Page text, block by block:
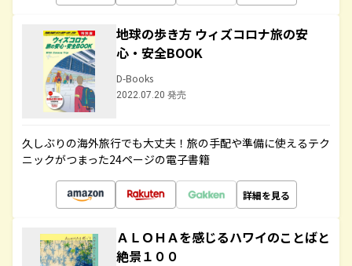
地球の歩き方 ウィズコロナ旅の安
心・安全BOOK
D-Books
2022.07.20 発売
久しぶりの海外旅行でも大丈夫！旅の手配や準備に使えるテク
ニックがつまった24ページの電子書籍
詳細を見る
ＡＬＯＨＡを感じるハワイのことばと
絶景１００